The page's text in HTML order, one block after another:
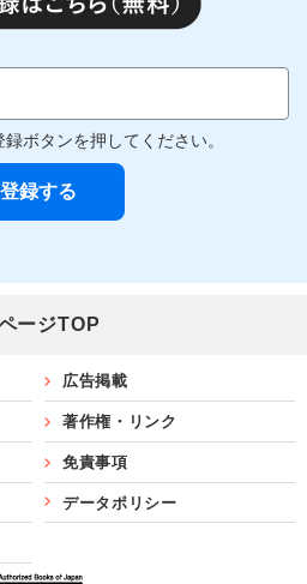
ボタンを押してください。
ージTOP
広告掲載
著作権・リンク
免責事項
データポリシー